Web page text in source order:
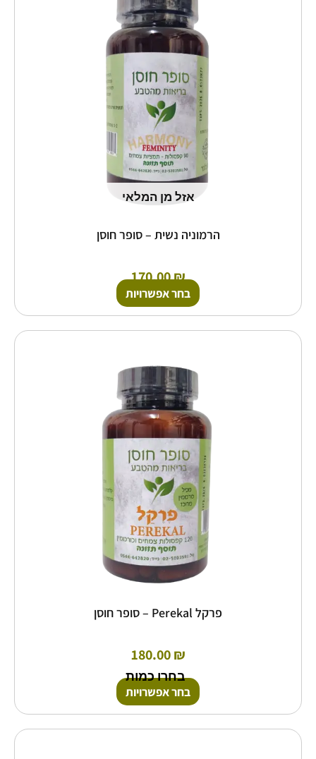
אזל מן המלאי
הרמוניה נשית – סופר חוסן
170.00₪
בחר אפשרויות
מספר
סוגים.
ניתן
לבחור
את
האפשרויות
בעמוד
המוצר
פרקל Perekal – סופר חוסן
180.00₪
בחרו כמות
בחר אפשרויות
יש
מספר
סוגים.
ניתן
לבחור
את
האפשרויות
בעמוד
המוצר